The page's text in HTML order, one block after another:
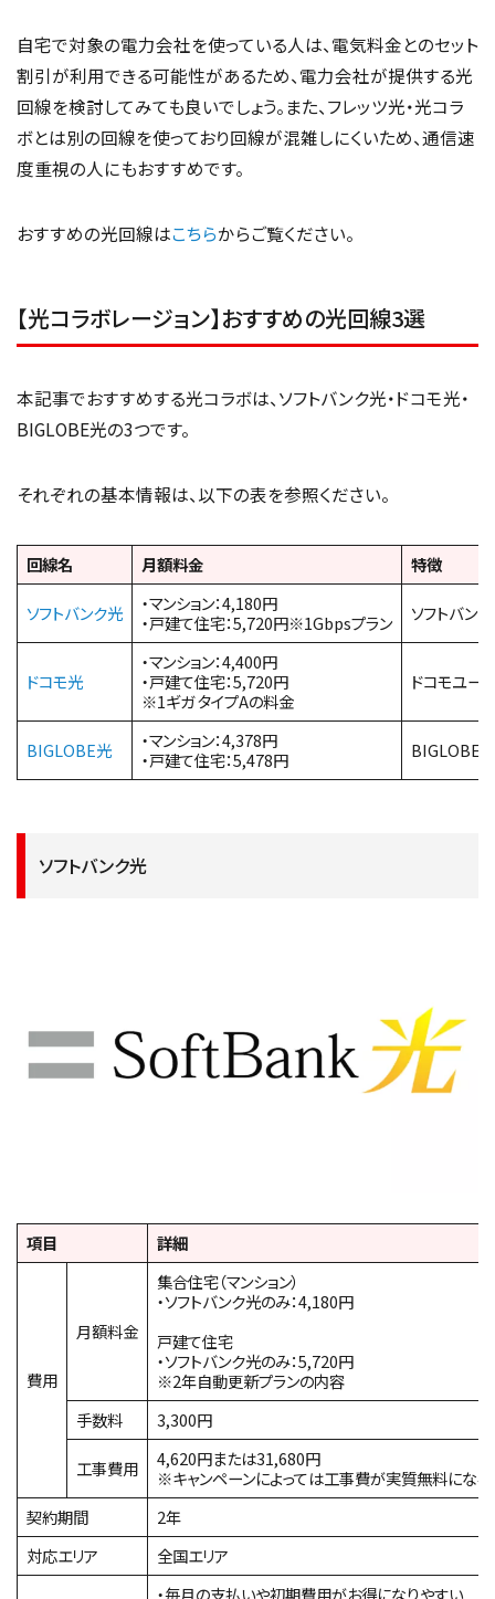
自宅で対象の電力会社を使っている人は、電気料金とのセット
割引が利用できる可能性があるため、電力会社が提供する光
回線を検討してみても良いでしょう。また、フレッツ光・光コラ
ボとは別の回線を使っており回線が混雑しにくいため、通信速
度重視の人にもおすすめです。
おすすめの光回線はこちらからご覧ください。
【光コラボレージョン】おすすめの光回線3選
本記事でおすすめする光コラボは、ソフトバンク光・ドコモ光・
BIGLOBE光の3つです。
それぞれの基本情報は、以下の表を参照ください。
回線名 月額料金 特徴
ソフトバンク光
・マンション：4,180円
・戸建て住宅：5,720円※1Gbpsプラン
ソフトバン
ドコモ光
・マンション：4,400円
・戸建て住宅：5,720円
※1ギガ タイプAの料金
ドコモユー
BIGLOBE光
・マンション：4,378円
・戸建て住宅：5,478円
BIGLOBE
ソフトバンク光
項目 詳細
費用
月額料金
集合住宅（マンション）
・ソフトバンク光のみ：4,180円
戸建て住宅
・ソフトバンク光のみ：5,720円
※2年自動更新プランの内容
手数料
3,300円
工事費用
4,620円または31,680円
※キャンペーンによっては工事費が実質無料にな
契約期間
2年
対応エリア
全国エリア
・毎月の支払いや初期費用がお得になりやすい